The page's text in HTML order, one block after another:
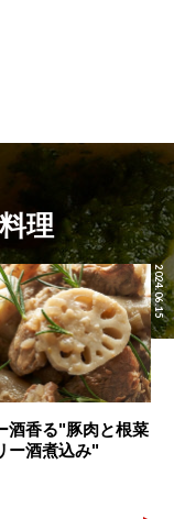
理
2024.06.15
酒香る"豚肉と根菜
ー酒煮込み"